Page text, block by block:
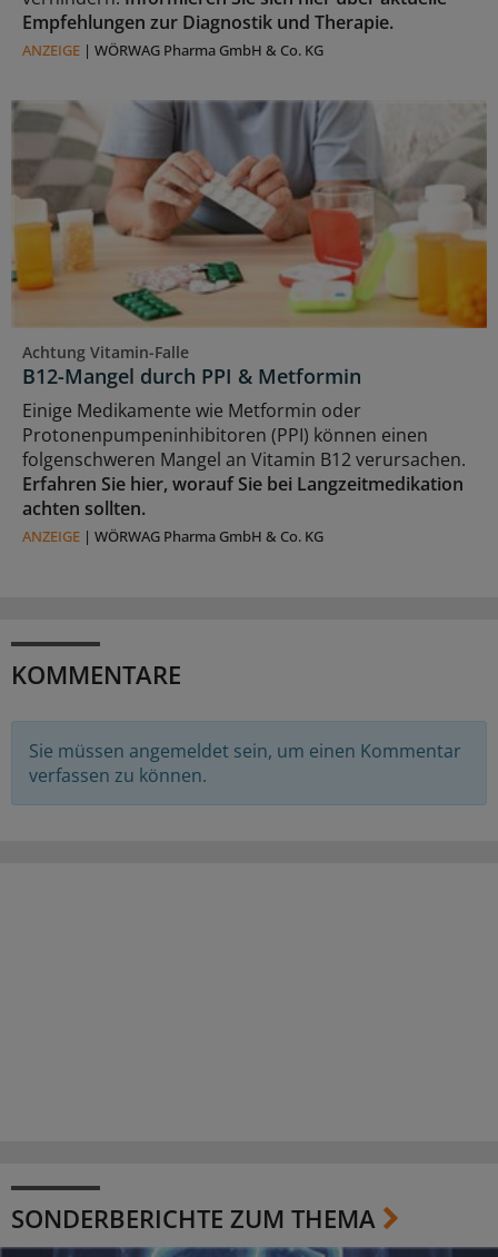
Empfehlungen zur Diagnostik und Therapie.
ANZEIGE | WÖRWAG Pharma GmbH & Co. KG
Achtung Vitamin-Falle
B12-Mangel durch PPI & Metformin
Einige Medikamente wie Metformin oder
Protonenpumpeninhibitoren (PPI) können einen
folgenschweren Mangel an Vitamin B12 verursachen.
Erfahren Sie hier, worauf Sie bei Langzeitmedikation
achten sollten.
ANZEIGE | WÖRWAG Pharma GmbH & Co. KG
KOMMENTARE
Sie müssen angemeldet sein, um einen Kommentar
verfassen zu können.
SONDERBERICHTE ZUM THEMA